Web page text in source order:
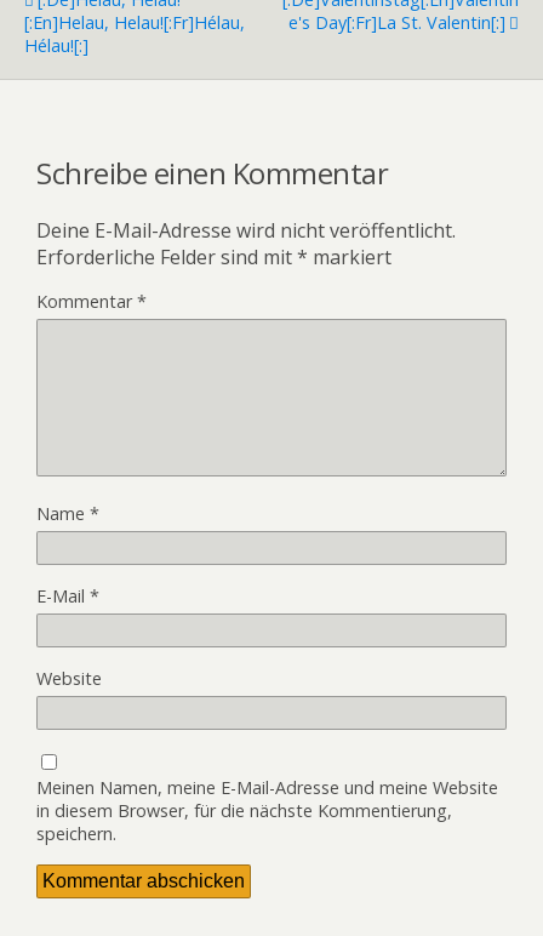
[:en]Helau, Helau![:fr]Hélau,
Hélau![:]
E's Day[:fr]La St. Valentin[:]
Schreibe einen Kommentar
Deine E-Mail-Adresse wird nicht veröffentlicht.
Erforderliche Felder sind mit* markiert
Kommentar*
Name *
E-Mail *
Website
Meinen Namen, meine E-Mail-Adresse und meine Website
in diesem Browser, für die nächste Kommentierung,
speichern.